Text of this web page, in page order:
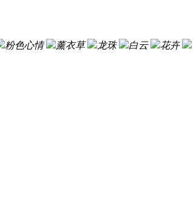
粉色心情 薰衣草 龙珠 白云 花卉